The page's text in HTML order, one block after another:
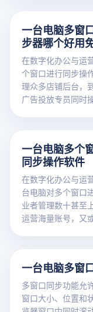
一台电脑多窗
步器哪个好用
在数字化办公与运
个窗口进行同步操
理众多店铺后台，
广告投放专员同时
一台电脑多个
同步操作软件
在数字化办公与运
台电脑对多个窗口
业者管理数十甚至
运营海量账号，又
一台电脑多窗
多窗口同步功能允
窗口大小、位置和